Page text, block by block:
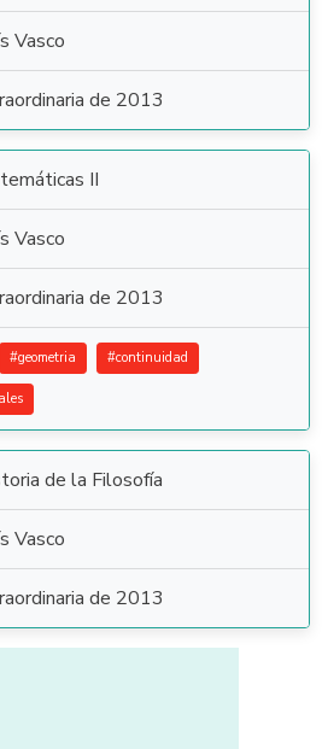
Vasco
de 2013
II
Vasco
de 2013
#geometria #continuidad
de la Filosofía
Vasco
de 2013